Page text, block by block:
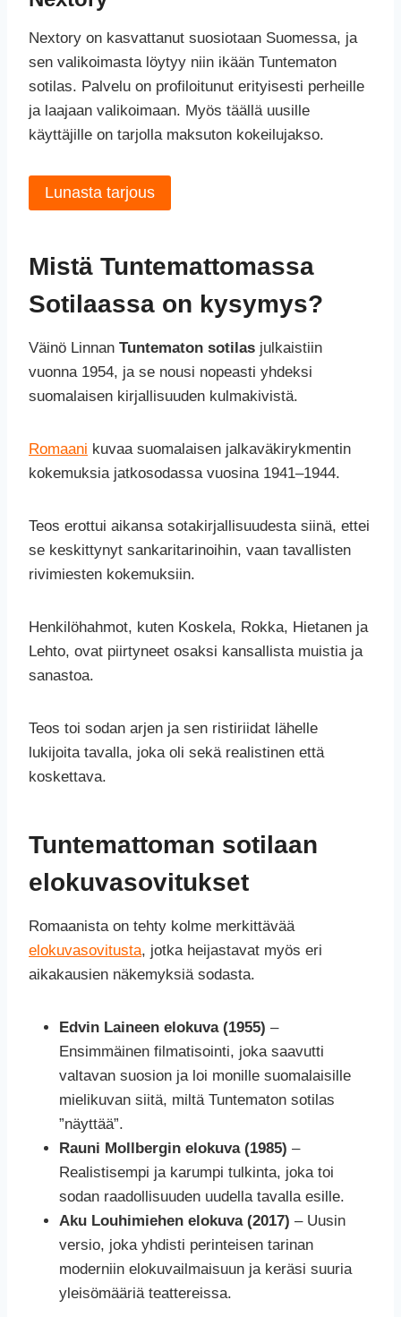
Nextory on kasvattanut suosiotaan Suomessa, ja
sen valikoimasta löytyy niin ikään Tuntematon
sotilas. Palvelu on profiloitunut erityisesti perheille
ja laajaan valikoimaan. Myös täällä uusille
käyttäjille on tarjolla maksuton kokeilujakso.
Lunasta tarjous
Mistä Tuntemattomassa
Sotilaassa on kysymys?
Väinö Linnan Tuntematon sotilas julkaistiin
vuonna 1954, ja se nousi nopeasti yhdeksi
suomalaisen kirjallisuuden kulmakivistä.
Romaani kuvaa suomalaisen jalkaväkirykmentin
kokemuksia jatkosodassa vuosina 1941–1944.
Teos erottui aikansa sotakirjallisuudesta siinä, ettei
se keskittynyt sankaritarinoihin, vaan tavallisten
rivimiesten kokemuksiin.
Henkilöhahmot, kuten Koskela, Rokka, Hietanen ja
Lehto, ovat piirtyneet osaksi kansallista muistia ja
sanastoa.
Teos toi sodan arjen ja sen ristiriidat lähelle
lukijoita tavalla, joka oli sekä realistinen että
koskettava.
Tuntemattoman sotilaan
elokuvasovitukset
Romaanista on tehty kolme merkittävää
elokuvasovitusta, jotka heijastavat myös eri
aikakausien näkemyksiä sodasta.
Edvin Laineen elokuva (1955) –
Ensimmäinen filmatisointi, joka saavutti
valtavan suosion ja loi monille suomalaisille
mielikuvan siitä, miltä Tuntematon sotilas
”näyttää”.
Rauni Mollbergin elokuva (1985) –
Realistisempi ja karumpi tulkinta, joka toi
sodan raadollisuuden uudella tavalla esille.
Aku Louhimiehen elokuva (2017) – Uusin
versio, joka yhdisti perinteisen tarinan
moderniin elokuvailmaisuun ja keräsi suuria
yleisömääriä teattereissa.